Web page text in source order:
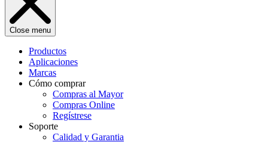
Close menu
Productos
Aplicaciones
Marcas
Cómo comprar
Compras al Mayor
Compras Online
Regístrese
Soporte
Calidad y Garantia